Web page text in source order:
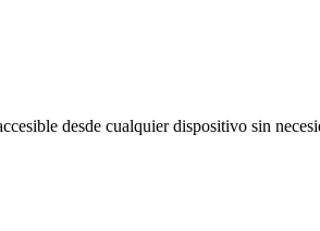
desde cualquier dispositivo sin